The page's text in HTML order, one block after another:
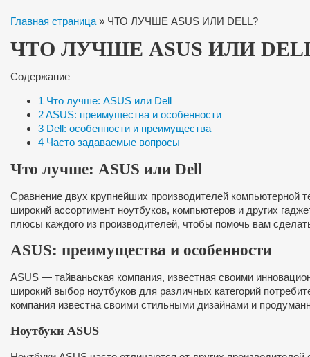
Главная страница » ЧТО ЛУЧШЕ ASUS ИЛИ DELL?
ЧТО ЛУЧШЕ ASUS ИЛИ
Содержание
1 Что лучше: ASUS или Dell
2ASUS: преимущества и особенности
3 Dell: особенности и преимущества
4 Часто задаваемые вопросы
Что лучше: ASUS или Dell
Сравнение двух крупнейших производителей компьютерной
широкий ассортимент ноутбуков, компьютеров и других
плюсы каждого из производителей, чтобы помочь вам
ASUS: преимущества и особенности
ASUS — тайваньская компания, известная своими
широкий выбор ноутбуков для различных категорий
компания известна своими стильными дизайнами и
Ноутбуки ASUS